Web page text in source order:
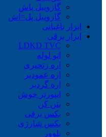
گازوییل پاش
گازوییل پل=اش
ابزار باغبانی
ابزار برقی
LDKD TVC
اتو لوله
اره زنجیری
اره عمودبر
اره گردبر
اینورتر جوش
بتن کن
بکس برقی
بکس شارژی
بلوور